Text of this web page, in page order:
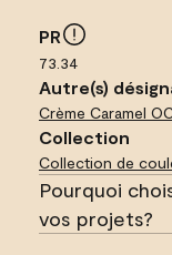
PR
73.34
Autre(s)
Crème Caramel
Collection
Collection de
Pourquoi
vos projets?